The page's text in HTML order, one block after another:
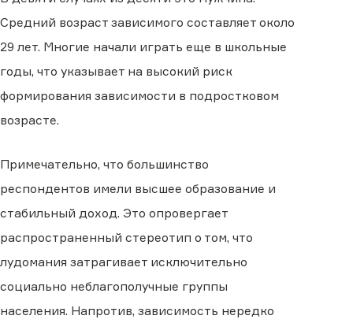
Средний возраст зависимого составляет около
29 лет. Многие начали играть еще в школьные
годы, что указывает на высокий риск
формирования зависимости в подростковом
возрасте.
Примечательно, что большинство
респондентов имели высшее образование и
стабильный доход. Это опровергает
распространенный стереотип о том, что
лудомания затрагивает исключительно
социально неблагополучные группы
населения. Напротив, зависимость нередко